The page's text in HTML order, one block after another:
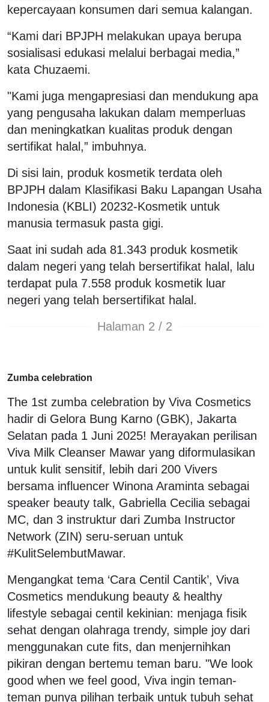
kepercayaan konsumen dari semua kalangan.
“Kami dari BPJPH melakukan upaya berupa
sosialisasi edukasi melalui berbagai media,”
kata Chuzaemi.
"Kami juga mengapresiasi dan mendukung apa
yang pengusaha lakukan dalam memperluas
dan meningkatkan kualitas produk dengan
sertifikat halal,” imbuhnya.
Di sisi lain, produk kosmetik terdata oleh
BPJPH dalam Klasifikasi Baku Lapangan Usaha
Indonesia (KBLI) 20232-Kosmetik untuk
manusia termasuk pasta gigi.
Saat ini sudah ada 81.343 produk kosmetik
dalam negeri yang telah bersertifikat halal, lalu
terdapat pula 7.558 produk kosmetik luar
negeri yang telah bersertifikat halal.
Halaman 2 / 2
Zumba celebration
The 1st zumba celebration by Viva Cosmetics
hadir di Gelora Bung Karno (GBK), Jakarta
Selatan pada 1 Juni 2025! Merayakan perilisan
Viva Milk Cleanser Mawar yang diformulasikan
untuk kulit sensitif, lebih dari 200 Vivers
bersama influencer Winona Araminta sebagai
speaker beauty talk, Gabriella Cecilia sebagai
MC, dan 3 instruktur dari Zumba Instructor
Network (ZIN) seru-seruan untuk
#KulitSelembutMawar.
Mengangkat tema ‘Cara Centil Cantik’, Viva
Cosmetics mendukung beauty & healthy
lifestyle sebagai centil kekinian: menjaga fisik
sehat dengan olahraga trendy, simple joy dari
menggunakan cute fits, dan menjernihkan
pikiran dengan bertemu teman baru. "We look
good when we feel good, Viva ingin teman-
teman punya pilihan terbaik untuk tubuh sehat